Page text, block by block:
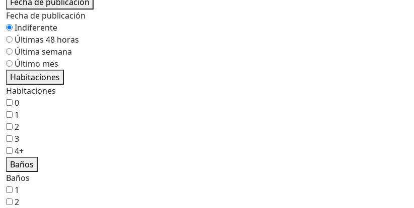
Fecha de publicación
Indiferente
Últimas 48 horas
Última semana
Último mes
Habitaciones
Habitaciones
0
1
2
3
4+
Baños
Baños
1
2